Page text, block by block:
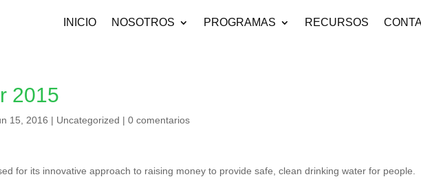
INICIO NOSOTROS PROGRAMAS RECURSOS
2015
15, 2016 | Uncategorized |0 comentarios
for its innovative approach to raising money to provide safe, clean drinking water for people.